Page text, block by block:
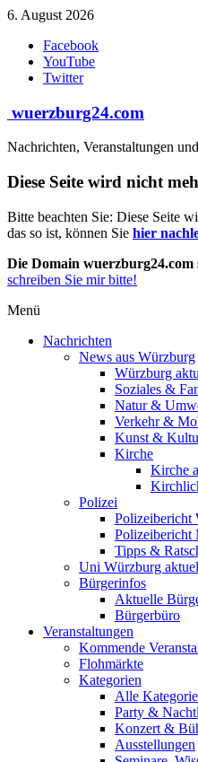
Zum
springen
6. August 2026
Facebook
YouTube
Twitter
wuerzburg24.com
Nachrichten, Veranstaltungen
Diese Seite wird nicht
Bitte beachten Sie: Diese Seite
das so ist, können Sie hier
Die Domain
schreiben Sie mir bitte!
Menü
Nachrichten
News aus Würzburg
Würzburg
Soziales &
Natur &
Verkehr &
Kunst &
Kirche
Kirche
Polizei
Polizeibericht
Polizeibericht
Tipps &
Uni Würzburg
Bürgerinfos
Aktuelle
Bürgerbüro
Veranstaltungen
Kommende
Flohmärkte
Kategorien
Alle
Party &
Konzert &
Ausstellungen